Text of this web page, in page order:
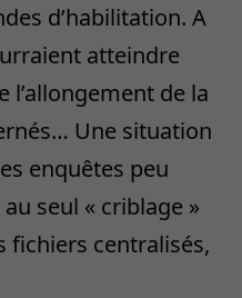
d’habilitation. A
atteindre
l’allongement de la
Une situation
enquêtes peu
seul « criblage »
fichiers centralisés,